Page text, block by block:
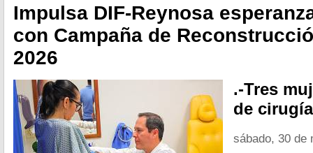
Impulsa DIF-Reynosa
con Campaña de
2026
.-Tres
de
sábado, 30 de